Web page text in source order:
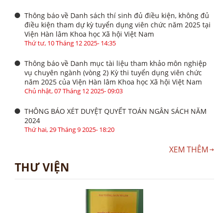
Thông báo về Danh sách thí sinh đủ điều kiện, không đủ
điều kiện tham dự kỳ tuyển dụng viên chức năm 2025 tại
Viện Hàn lâm Khoa học Xã hội Việt Nam
Thứ tư, 10 Tháng 12 2025- 14:35
Thông báo về Danh mục tài liệu tham khảo môn nghiệp
vụ chuyên ngành (vòng 2) Kỳ thi tuyển dụng viên chức
năm 2025 của Viện Hàn lâm Khoa học Xã hội Việt Nam
Chủ nhật, 07 Tháng 12 2025- 09:03
THÔNG BÁO XÉT DUYỆT QUYẾT TOÁN NGÂN SÁCH NĂM
2024
Thứ hai, 29 Tháng 9 2025- 18:20
XEM THÊM
THƯ VIỆN